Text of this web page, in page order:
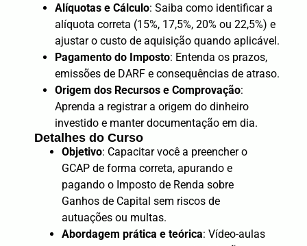
Alíquotas e Cálculo: Saiba como identificar a
alíquota correta (15%, 17,5%, 20% ou 22,5%) e
ajustar o custo de aquisição quando aplicável.
Pagamento do Imposto: Entenda os prazos,
emissões de DARF e consequências de atraso.
Origem dos Recursos e Comprovação:
Aprenda a registrar a origem do dinheiro
investido e manter documentação em dia.
Detalhes do Curso
Objetivo: Capacitar você a preencher o
GCAP de forma correta, apurando e
pagando o Imposto de Renda sobre
Ganhos de Capital sem riscos de
autuações ou multas.
Abordagem prática e teórica: Vídeo-aulas